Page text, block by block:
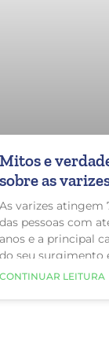
Mitos e
sobre as
As varizes atingem
das pessoas com
anos e a principal
do seu surgimento
predisposição
CONTINUAR LEITURA